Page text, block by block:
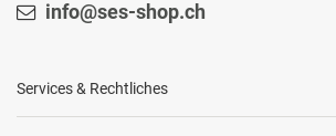
info@ses-shop.ch
Services & Rechtliches